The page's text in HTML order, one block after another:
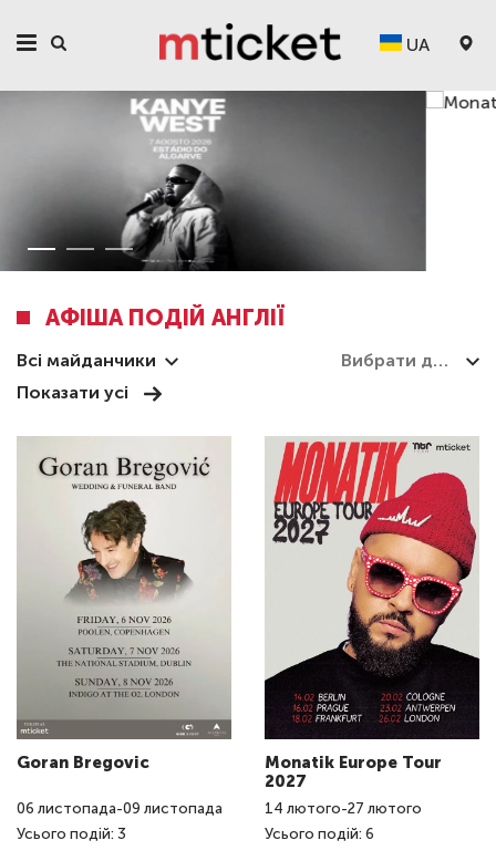
UA
АФІША ПОДІЙ АНГЛІЇ
Всі майданчики
Показати усі
Goran Bregovic
06 листопада-09 листопада
Усього подій: 3
Monatik Europe Tour
2027
14 лютого-27 лютого
Усього подій: 6